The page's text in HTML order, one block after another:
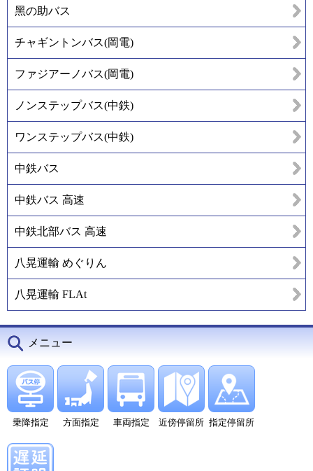
黑の助バス
チャギントンバス(岡電)
ファジアーノバス(岡電)
ノンステップバス(中鉄)
ワンステップバス(中鉄)
中鉄バス
中鉄バス 高速
中鉄北部バス 高速
八晃運輸 めぐりん
八晃運輸 FLAt
メニュー
乗降指定 方面指定 車両指定 近傍停留所 指定停留所